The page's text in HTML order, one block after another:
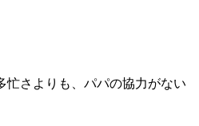
忙さよりも、パパの協力がない